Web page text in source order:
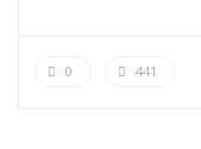
0 441